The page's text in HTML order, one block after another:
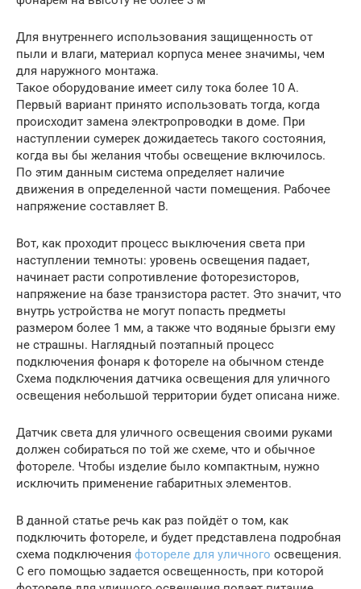
Для внутреннего использования защищенность от
пыли и влаги, материал корпуса менее значимы, чем
для наружного монтажа.
Такое оборудование имеет силу тока более 10 А.
Первый вариант принято использовать тогда, когда
происходит замена электропроводки в доме. При
наступлении сумерек дожидаетесь такого состояния,
когда вы бы желания чтобы освещение включилось.
По этим данным система определяет наличие
движения в определенной части помещения. Рабочее
напряжение составляет В.
Вот, как проходит процесс выключения света при
наступлении темноты: уровень освещения падает,
начинает расти сопротивление фоторезисторов,
напряжение на базе транзистора растет. Это значит, что
внутрь устройства не могут попасть предметы
размером более 1 мм, а также что водяные брызги ему
не страшны. Наглядный поэтапный процесс
подключения фонаря к фотореле на обычном стенде
Схема подключения датчика освещения для уличного
освещения небольшой территории будет описана ниже.
Датчик света для уличного освещения своими руками
должен собираться по той же схеме, что и обычное
фотореле. Чтобы изделие было компактным, нужно
исключить применение габаритных элементов.
В данной статье речь как раз пойдёт о том, как
подключить фотореле, и будет представлена подробная
схема подключения фотореле для уличного освещения.
С его помощью задается освещенность, при которой